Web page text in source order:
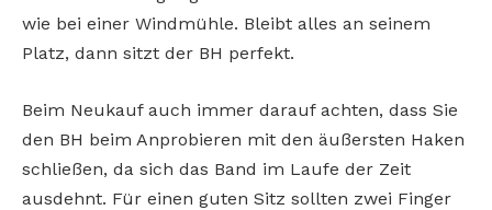
wie bei einer Windmühle. Bleibt alles an seinem
Platz, dann sitzt der BH perfekt.
Beim Neukauf auch immer darauf achten, dass Sie
den BH beim Anprobieren mit den äußersten Haken
schließen, da sich das Band im Laufe der Zeit
ausdehnt. Für einen guten Sitz sollten zwei Finger